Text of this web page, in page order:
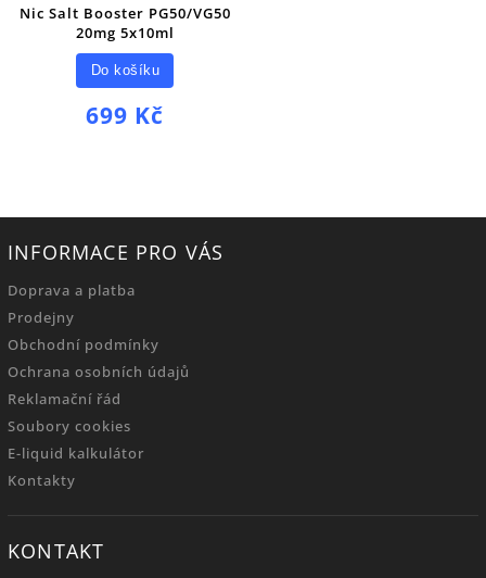
Nic Salt Booster PG50/VG50
20mg 5x10ml
699 Kč
Do košíku
INFORMACE PRO VÁS
Doprava a platba
Prodejny
Obchodní podmínky
Ochrana osobních údajů
Reklamační řád
Soubory cookies
E-liquid kalkulátor
Kontakty
KONTAKT